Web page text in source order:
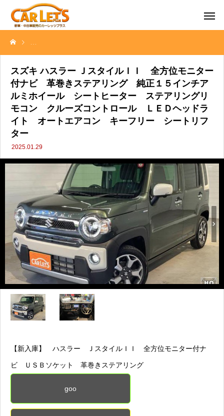
スズキ ハスラー ＪスタイルＩＩ 全方位モニター付ナビ 革巻きス
スズキ ハスラー ＪスタイルＩＩ 全方位モニター
付ナビ 革巻きステアリング 純正１５インチア
ルミホイール シートヒーター ステアリングリ
モコン クルーズコントロール ＬＥＤヘッドラ
イト オートエアコン キーフリー シートリフ
ター
2025.01.29
【新入庫】 ハスラー ＪスタイルＩＩ 全方位モニター付ナ
ビ ＵＳＢソケット 革巻きステアリング
goo